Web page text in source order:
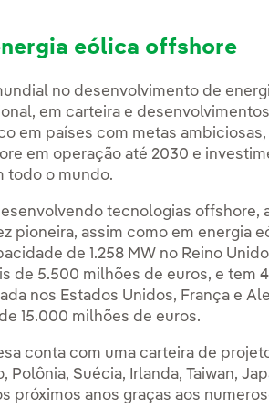
eólica offshore
no desenvolvimento de
em carteira e
em países com metas
em operação até 2030 e
todo o mundo.
tecnologias offshore,
pioneira, assim como em energia
de 1.258 MW no Reino
de 5.500 milhões de euros, e tem
nos Estados Unidos, França e
15.000 milhões de euros.
conta com uma carteira de
Polônia, Suécia, Irlanda, Taiwan,
próximos anos graças aos